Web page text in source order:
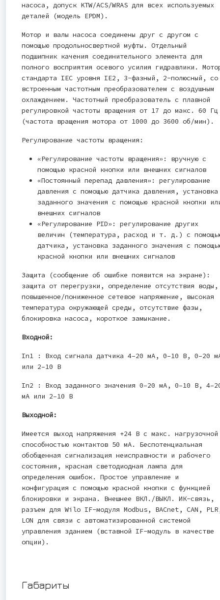
насоса, допуск KTW/ACS/WRAS для всех используемых
деталей (модель EPDM).
Мотор и валы насоса соединены друг с другом с
помощью продольносвертной муфты. Отдельный
подшипник качения соединительного элемента для
полного восприятия осевого усилия гидравлики.
стандарта IEC уровня IE2, 3-фазный, 2-полюсный, со
встроенным частотным преобразователем с воздушным
охлаждением. Частотный преобразователь с плавной
регулировкой частоты вращения от 17 до макс. 60 Гц
(частота вращения мотора от 1000 до 3600 об/мин).
Регулирование частоты вращения:
«Регулирование частоты вращения»: вручную с
помощью красной кнопки или внешних сигналов
«Постоянный перепад давления»: регулирование
давления с помощью датчика давления, установка
заданного значения с помощью красной кнопки
внешних сигналов
«Регулирование PID»: регулирование других
величин (температура, расход и т. д.) с
датчика, установка заданного значения с
красной кнопки или внешних сигналов
Защита (сообщение об ошибке появится на экране):
защита от перегрузки, определение отсутствия воды,
повышенное/пониженное сетевое напряжение, высокая
температура окружающей среды, отсутствие фазы,
блокировка насоса, короткое замыкание.
Входной:
In1 : Вход сигнала датчика 4–20 мА, 0–10 В, 0–20
или 2–10 В
In2 : Вход заданного значения 0–20 мА, 0–10 В,
мА или 2–10 В
Выходной:
Имеется выход напряжения +24 В с макс. нагрузочной
способностью контактов 50 мА. Беспотенциальная
обобщенная сигнализация неисправности и рабочего
состояния, красная светодиодная лампа для
определения ошибок. Простое управление и
конфигурация с помощью красной кнопки с функцией
блокировки и экрана. Внешнее ВКЛ./ВЫКЛ. ИК-связь,
разъем для Wilo IF-модуля Modbus, BACnet, CAN,
LON для связи с автоматизированной системой
управления зданием (вставной IF-модуль в качестве
опции).
Габариты